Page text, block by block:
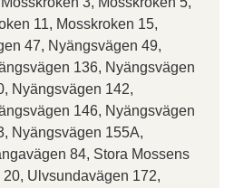
11, Mosskroken 15,
47, Nyängsvägen 49,
136, Nyängsvägen
Nyängsvägen 142,
146, Nyängsvägen
Nyängsvägen 155A,
84, Stora Mossens
Ulvsundavägen 172,